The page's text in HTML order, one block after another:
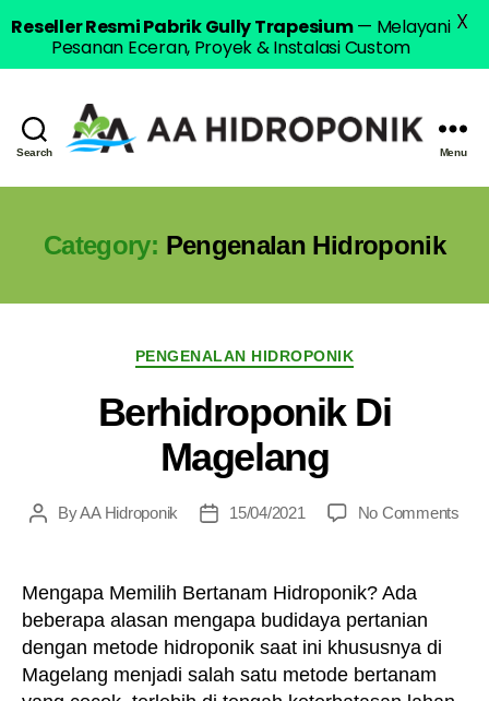
Search
Hidroponik
Menu
Category: Pengenalan Hidroponik
Categories
PENGENALAN HIDROPONIK
Berhidroponik Di
Magelang
PostByAA Hidroponik
Post15/04/2021 No Commentson
Mengapa Memilih Bertanam Hidroponik? Ada
beberapa alasan mengapa budidaya pertanian
dengan metode hidroponik saat ini khususnya di
Magelang menjadi salah satu metode bertanam
Reseller Resmi Pabrik Gully Trapesium— Melayani
Pesanan Eceran, Proyek & Instalasi Custom
X